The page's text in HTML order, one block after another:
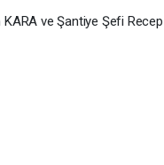
ve Şantiye Şefi Recep